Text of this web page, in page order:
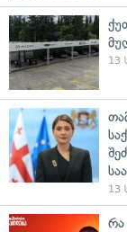
13
13
რა